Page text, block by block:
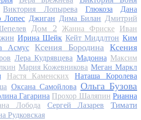
Виктория Лопырева Глюкоза
Дана
Лопес Джиган Дима Билан Дмитрий
Дом 2 Жанна Фриске
Иван
Ирина Шейк Кейт Миддлтон Ким
Асмус Ксения Бородина
Ксения
Лера Кудрявцева Мадонна Максим
Мария Кожевникова Меган Маркл
Настя Каменских
Наташа Королева
Оксана Самойлова Ольга Бузова
Гагарина Прохор Шаляпин Рианна
Лобода Сергей Лазарев
Тимати
Рудковская